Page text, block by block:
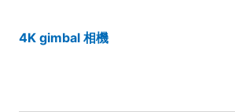
4K gimbal 相機